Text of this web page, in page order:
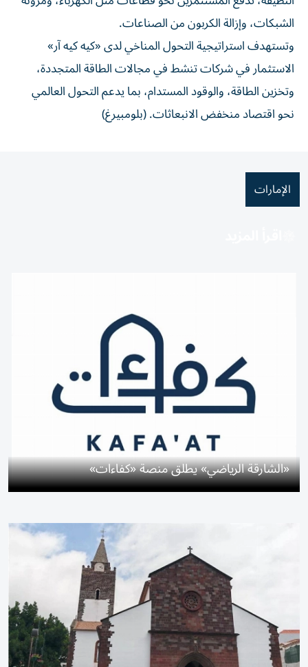
الشبكات، وإزالة الكربون من الصناعات.
وتستهدف استراتيجية التحول المناخي لدى «كيه كيه آر»
الاستثمار في شركات تنشط في مجالات الطاقة المتجددة،
وتخزين الطاقة، والوقود المستدام، بما يدعم التحول العالمي
نحو اقتصاد منخفض الانبعاثات. (بلومبيرغ)
الإمارات
«الشارقة الرياضي» يطلق منصة «كفاءات»